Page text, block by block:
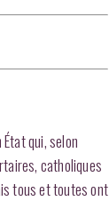
qui, selon
catholiques
tous et toutes ont